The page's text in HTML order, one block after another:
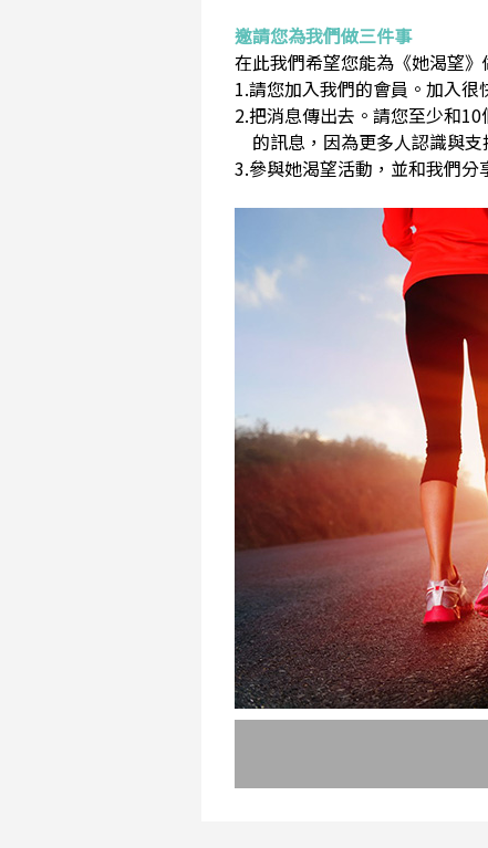
邀請您為我們做三件事
在此我們希望您能為《她渴望》
1.請您加入我們的會員。加入
2.把消息傳出去。請您至少和
的訊息，因為更多人認識與支
3.參與她渴望活動，並和我們分